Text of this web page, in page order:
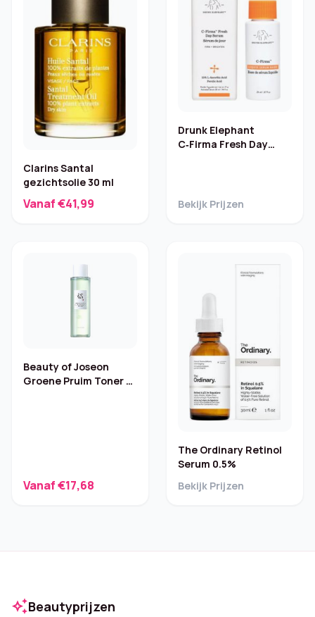
Clarins Santal
gezichtsolie 30 ml
Vanaf €41,99
Drunk Elephant
C‑Firma Fresh Day
Bekijk Prijzen
Beauty of Joseon
Groene Pruim Toner –
Vanaf €17,68
The Ordinary Retinol
Serum 0.5%
Bekijk Prijzen
auto_awesomeBeautyprijzen